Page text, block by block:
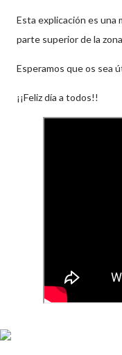
Esta explicación es una
parte superior de la
Esperamos que os sea
¡¡Feliz día a todos!!